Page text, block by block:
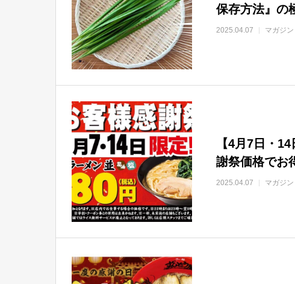
保存方法』の
2025.04.07 マガジン
【4月7日・
謝祭価格でお
2025.04.07 マガジン